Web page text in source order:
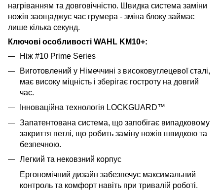
нагріванням та довговічністю. Швидка система заміни
ножів заощаджує час грумера - зміна блоку займає
лише кілька секунд.
Ключові особливості WAHL KM10+:
Ніж #10 Prime Series
Виготовлений у Німеччині з високовуглецевої сталі,
має високу міцність і зберігає гостроту на довгий
час.
Інноваційна технологія LOCKGUARD™
Запатентована система, що запобігає випадковому
закриття петлі, що робить заміну ножів швидкою та
безпечною.
Легкий та нековзний корпус
Ергономічний дизайн забезпечує максимальний
контроль та комфорт навіть при тривалій роботі.